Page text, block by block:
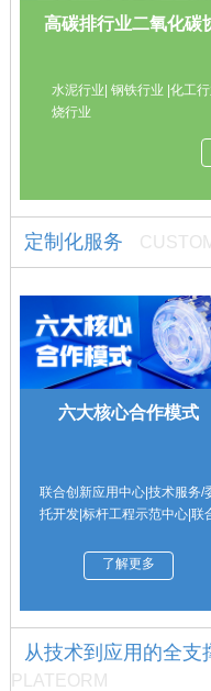
高碳排行业二氧化碳
水泥行业| 钢铁行业 |化工
烧行业
定制化服务
六大核心合作模式
联合创新应用中心|技术服务/
托开发|标杆工程示范中心|联
技术转让授权
了解更多
从技术到应用的全支
PLATEORM